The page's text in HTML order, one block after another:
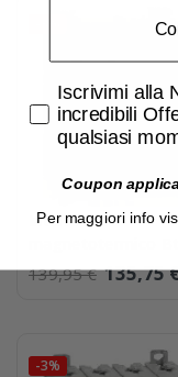
Interruttore
magnetotermico
4 Poli FN84C40
139,95 € 135,75
-3%
Accetta di
Iscrivimi alla
incredibili
qualsiasi
Coupon
Per maggiori info